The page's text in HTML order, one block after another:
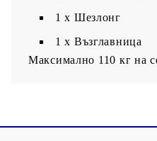
1 х Шезлонг
1 х Възглавница
Максимално 110 кг на